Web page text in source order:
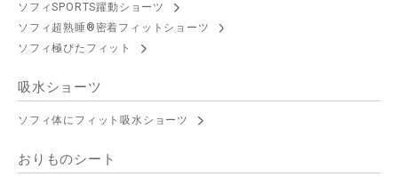
ソフィSPORTS躍動ショーツ
ソフィ超熟睡®密着フィットショーツ
ソフィ極ぴたフィット
吸水ショーツ
ソフィ体にフィット吸水ショーツ
おりものシート